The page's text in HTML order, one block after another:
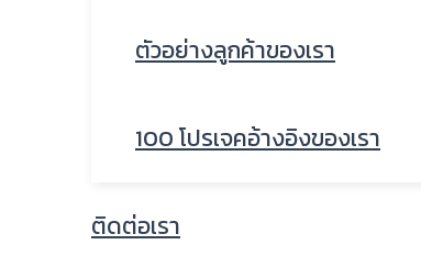
ตัวอย่างลูกค้าของเรา
100 โปรเจคอ้างอิงของเรา
ติดต่อเรา